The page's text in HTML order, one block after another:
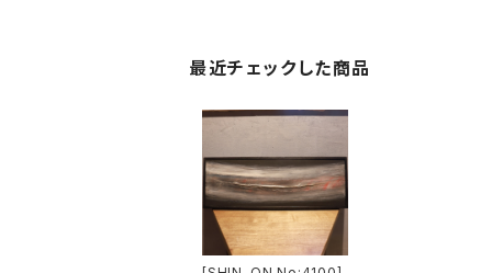
最近チェックした商品